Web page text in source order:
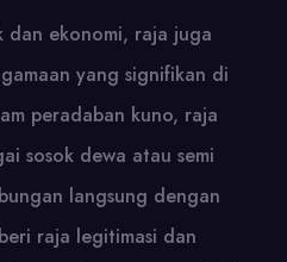
dan ekonomi, raja juga
yang signifikan di
peradaban kuno, raja
sosok dewa atau semi
langsung dengan
raja legitimasi dan